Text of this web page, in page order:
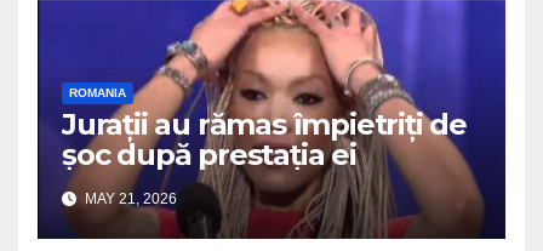
ROMANIA
Jurații au rămas împietriți de
șoc după prestația ei
MAY 21, 2026